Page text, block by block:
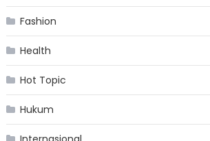
Fashion
Health
Hot Topic
Hukum